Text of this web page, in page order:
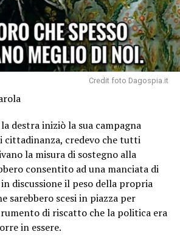
Credit foto Dagospia.it
destra iniziò la sua campagna
credevo che tutti
la misura di sostegno alla
consentito ad una manciata di
discussione il peso della propria
sarebbero scesi in piazza per
di riscatto che la politica era
in essere.